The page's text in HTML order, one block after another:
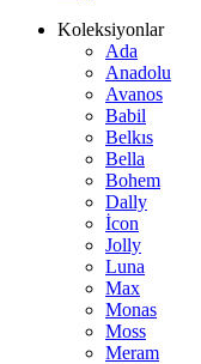
Koleksiyonlar
Ada
Anadolu
Avanos
Babil
Belkıs
Bella
Bohem
Dally
İcon
Jolly
Luna
Max
Monas
Moss
Meram